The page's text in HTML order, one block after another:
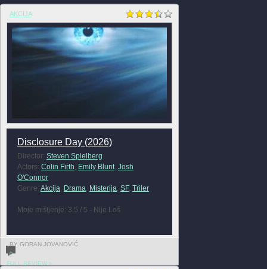
AKCIJA
Disclosure Day (2026)
Director: Steven Spielberg
Actors: Colin Firth, Emily Blunt, Josh
O'Connor
Genre: Akcija, Drama, Misterija, SF, Triler
Moje mišljenje: 3.5 / 5 - Nije Loš
BY GORAN JOVANOVIĆ
0
FULL REVIEW »